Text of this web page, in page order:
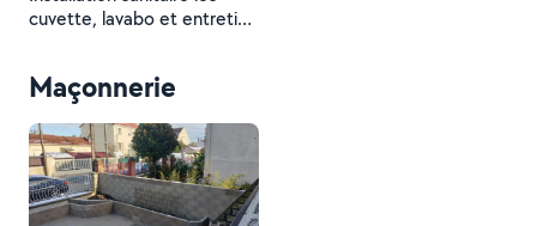
cuvette, lavabo et entretien
Maçonnerie